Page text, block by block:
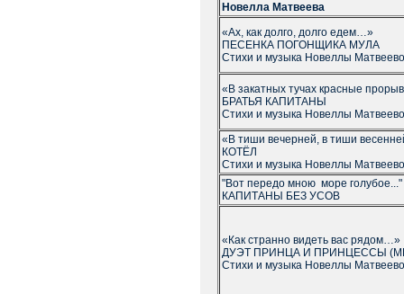
Новелла Матвеева
«Ах, как долго, долго едем…»
ПЕСЕНКА ПОГОНЩИКА МУЛА
Стихи и музыка Новеллы
«В закатных тучах красные
БРАТЬЯ КАПИТАНЫ
Стихи и музыка Новеллы
«В тиши вечерней, в тиши
КОТЁЛ
Стихи и музыка Новеллы
"Вот передо мною море голубое..."
КАПИТАНЫ БЕЗ УСОВ
«Как странно видеть вас рядом…»
ДУЭТ ПРИНЦА И ПРИНЦЕССЫ
Стихи и музыка Новеллы